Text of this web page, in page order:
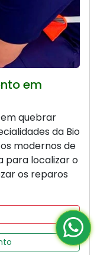
em
quebrar
da Bio
modernos de
para localizar o
os reparos